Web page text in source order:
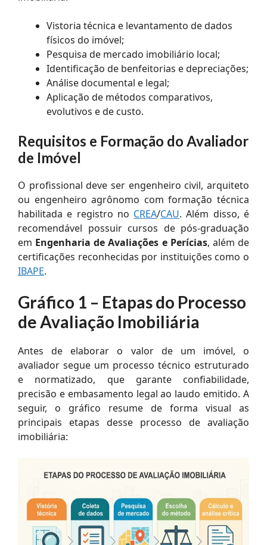
Vistoria técnica e levantamento de dados
físicos do imóvel;
Pesquisa de mercado imobiliário local;
Identificação de benfeitorias e depreciações;
Análise documental e legal;
Aplicação de métodos comparativos,
evolutivos e de custo.
Requisitos e Formação do Avaliador
de Imóvel
O profissional deve ser engenheiro civil, arquiteto
ou engenheiro agrônomo com formação técnica
habilitada e registro no CREA/CAU. Além disso, é
recomendável possuir cursos de pós-graduação
em Engenharia de Avaliações e Perícias, além de
certificações reconhecidas por instituições como o
IBAPE.
Gráfico 1 – Etapas do Processo
de Avaliação Imobiliária
Antes de elaborar o valor de um imóvel, o
avaliador segue um processo técnico estruturado
e normatizado, que garante confiabilidade,
precisão e embasamento legal ao laudo emitido. A
seguir, o gráfico resume de forma visual as
principais etapas desse processo de avaliação
imobiliária: